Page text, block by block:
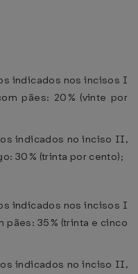
indicados nos incisos I
pães: 20% (vinte por
indicados no inciso II,
30% (trinta por cento);
indicados nos incisos I
35% (trinta e cinco
indicados no inciso II,